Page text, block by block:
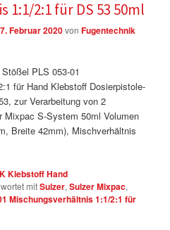
1:1/2:1 für DS 53 50ml
Februar 2020vonFugentechnik
PLS 053-01
für Hand Klebstoff Dosierpistole-
zur Verarbeitung von 2
Mixpac S-System 50ml Volumen
Breite 42mm), Mischverhältnis
Klebstoff Hand
mitSulzer,Sulzer Mixpac,
Mischungsverhältnis 1:1/2:1 für